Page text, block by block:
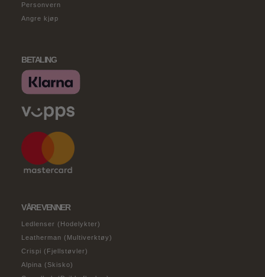
Personvern
Angre kjøp
BETALING
VÅRE VENNER
Ledlenser (Hodelykter)
Leatherman (Multiverktøy)
Crispi (Fjellstøvler)
Alpina (Skisko)